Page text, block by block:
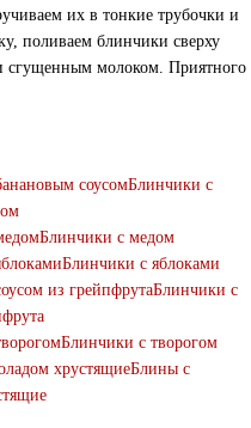
их в тонкие трубочки и
поливаем блинчики сверху
сгущенным молоком. Приятного
Блинчики с
Блинчики с медом
Блинчики с яблоками
Блинчики с
Блинчики с творогом
Блины с